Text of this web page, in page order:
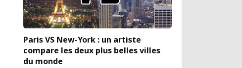
Paris VS New-York : un artiste
compare les deux plus belles villes
du monde